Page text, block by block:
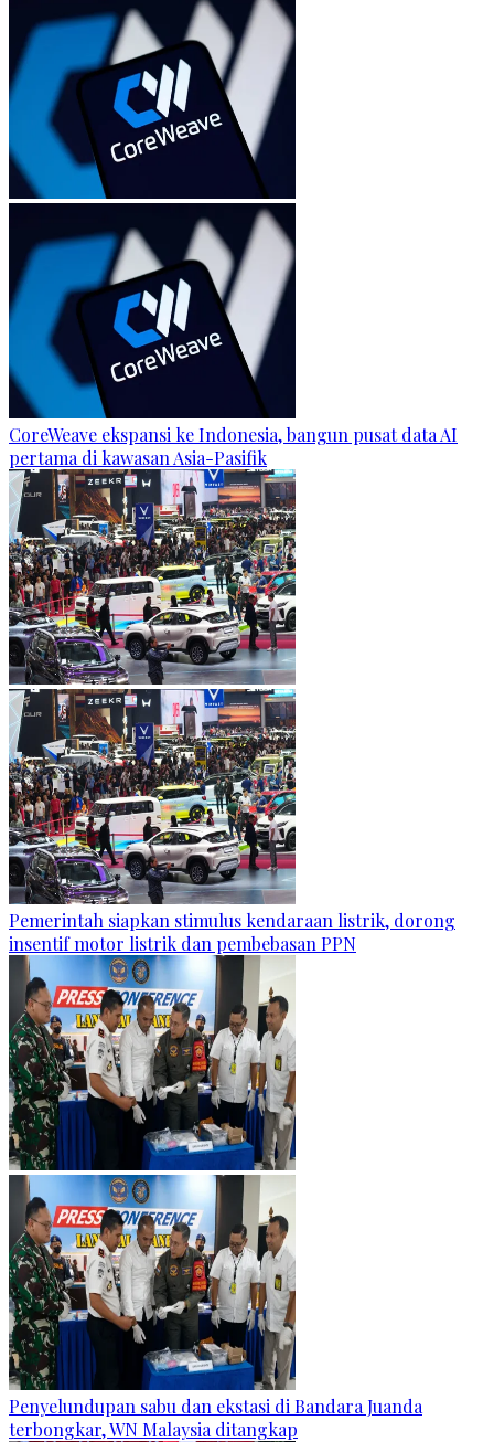
CoreWeave ekspansi ke Indonesia, bangun pusat data AI
pertama di kawasan Asia-Pasifik
Pemerintah siapkan stimulus kendaraan listrik, dorong
insentif motor listrik dan pembebasan PPN
Penyelundupan sabu dan ekstasi di Bandara Juanda
terbongkar, WN Malaysia ditangkap